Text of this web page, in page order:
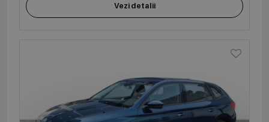
Vezi detalii